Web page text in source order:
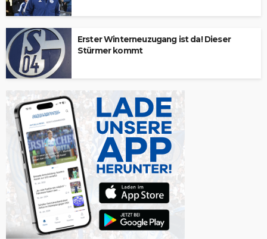
Erster Winterneuzugang ist da! Dieser
Stürmer kommt